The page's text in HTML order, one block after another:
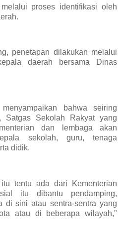
proses identifikasi oleh
penetapan dilakukan melalui
daerah bersama Dinas
bahwa seiring
Satgas Sekolah Rakyat yang
dan lembaga akan
sekolah, guru, tenaga
didik.
tentu ada dari Kementerian
itu dibantu pendamping,
di sini atau sentra-sentra yang
atau di beberapa wilayah,"